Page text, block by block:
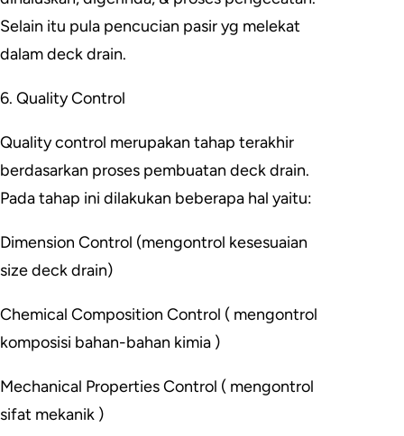
Selain itu pula pencucian pasir yg melekat
dalam deck drain.
6. Quality Control
Quality control merupakan tahap terakhir
berdasarkan proses pembuatan deck drain.
Pada tahap ini dilakukan beberapa hal yaitu:
Dimension Control (mengontrol kesesuaian
size deck drain)
Chemical Composition Control ( mengontrol
komposisi bahan-bahan kimia )
Mechanical Properties Control ( mengontrol
sifat mekanik )